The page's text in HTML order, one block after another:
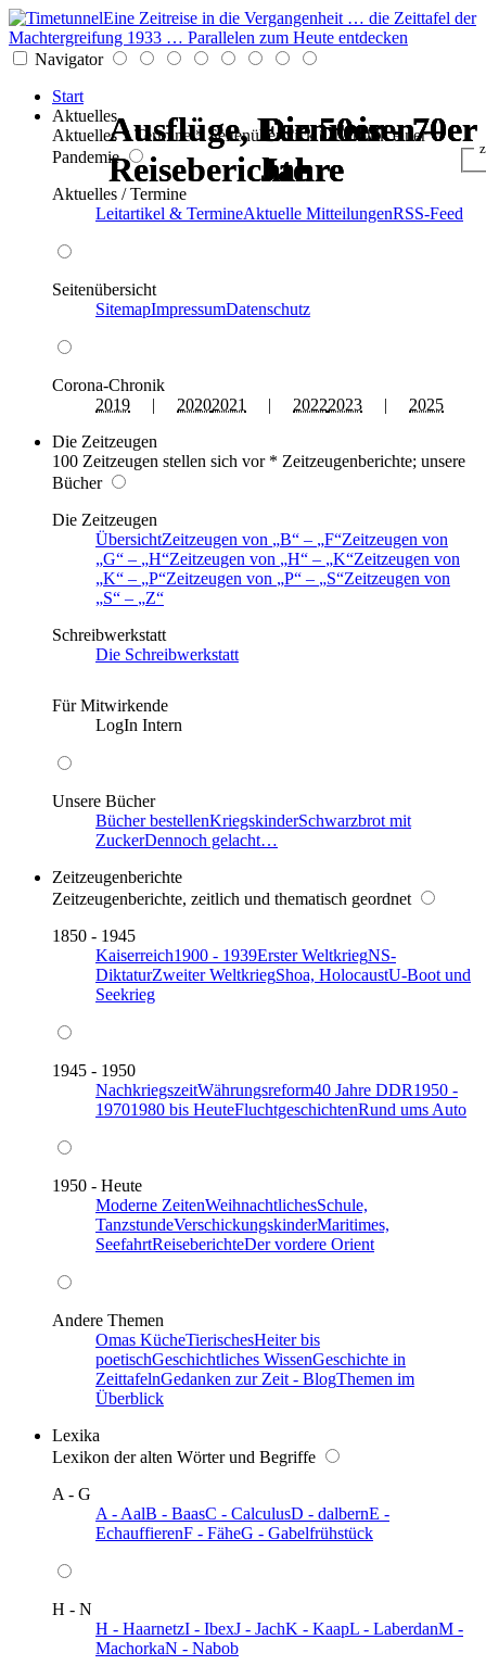
Eine Zeitreise in die Vergangenheit … die Zeittafel der
Machtergreifung 1933 … Parallelen zum Heute entdecken
Navigator
Start
Aktuelles
Aktuelles * Termine * Seitenüberblick * Chronik einer
Pandemie
Aktuelles / Termine
Leitartikel & TermineAktuelle MitteilungenRSS-Feed
Seitenübersicht
SitemapImpressumDatenschutz
Corona-Chronik
2019 | 20202021 | 20222023 | 2025
Die Zeitzeugen
100 Zeitzeugen stellen sich vor * Zeitzeugenberichte; unsere
Bücher
Die Zeitzeugen
ÜbersichtZeitzeugen von B – F Zeitzeugen von
G
– H Zeitzeugen von H – K Zeitzeugen von
K
– P Zeitzeugen von P – S Zeitzeugen von
S
–
Z
Schreibwerkstatt
Die Schreibwerkstatt
Für Mitwirkende
LogIn Intern
Unsere Bücher
Bücher bestellenKriegskinderSchwarzbrot mit
ZuckerDennoch gelacht…
Zeitzeugenberichte
Zeitzeugenberichte, zeitlich und thematisch geordnet
1850 - 1945
Kaiserreich1900 - 1939Erster WeltkriegNS-
DiktaturZweiter WeltkriegShoa, HolocaustU-Boot und
Seekrieg
1945 - 1950
NachkriegszeitWährungsreform40 Jahre DDR1950 -
19701980 bis HeuteFluchtgeschichtenRund ums Auto
1950 - Heute
Moderne ZeitenWeihnachtlichesSchule,
TanzstundeVerschickungskinderMaritimes,
SeefahrtReiseberichteDer vordere Orient
Andere Themen
Omas KücheTierischesHeiter bis
poetischGeschichtliches WissenGeschichte in
ZeittafelnGedanken zur Zeit - BlogThemen im
Überblick
Lexika
Lexikon der alten Wörter und Begriffe
A - G
A - AalB - BaasC - CalculusD - dalbernE -
EchauffierenF - FäheG - Gabelfrühstück
H - N
H - HaarnetzI - IbexJ - JachK - KaapL - LaberdanM -
MachorkaN - Nabob
Die 50er - 70er
Jahre
Ausflüge, Fernreisen –
Reiseberichte
Die 50er - 70er
Jahre
Die 50er - 70er
Jahre
Ausflüge, Fernreisen –
Reiseberichte
Die 50er - 70er
Jahre